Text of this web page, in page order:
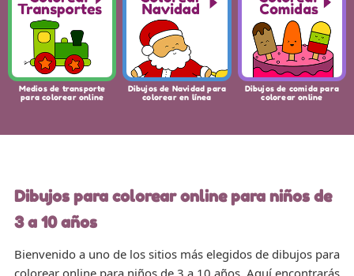
Medios de transporte
para colorear online
Dibujos de Navidad para
colorear en línea
Dibujos de comida para
colorear online
Dibujos para colorear online para niños de
3 a 10 años
Bienvenido a uno de los sitios más elegidos de dibujos para
colorear online para niños de 3 a 10 años. Aquí encontrarás